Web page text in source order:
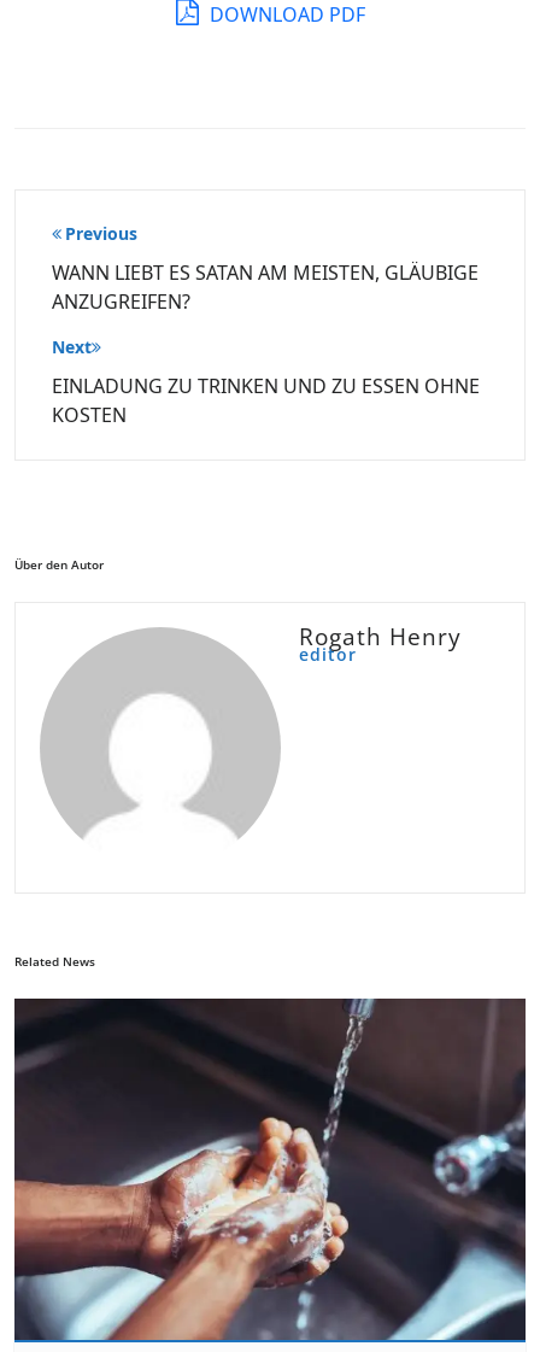
DOWNLOAD PDF
Beitragsnavigation
Previous
WANN LIEBT ES SATAN AM MEISTEN, GLÄUBIGE
ANZUGREIFEN?
Next
EINLADUNG ZU TRINKEN UND ZU ESSEN OHNE
KOSTEN
Über den Autor
Rogath Henry
editor
Related News